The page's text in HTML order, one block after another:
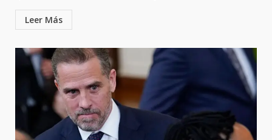
Leer Más